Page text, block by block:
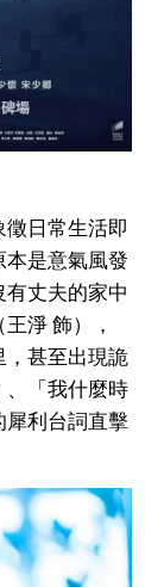
日常生活即
本是意氣風發
丈夫的家中
淨 飾），
，甚至出現詭
、「我什麼時
利台詞直擊